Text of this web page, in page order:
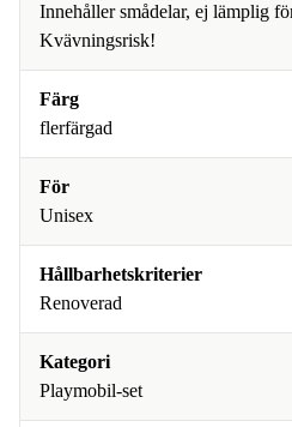
Innehåller smådelar, ej lämplig
Kvävningsrisk!
Färg
flerfärgad
För
Unisex
Hållbarhetskriterier
Renoverad
Kategori
Playmobil-set